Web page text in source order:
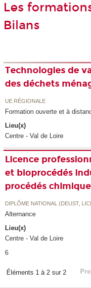
Les
Bilans
Technologies de
des déchets
UE RÉGIONALE
Formation ouverte et à
Lieu(x)
Centre - Val de Loire
Licence
et bioprocédés
procédés
DIPLÔME NATIONAL (DEUST,
Alternance
Lieu(x)
Centre - Val de Loire
6
Éléments 1 à 2 sur 2